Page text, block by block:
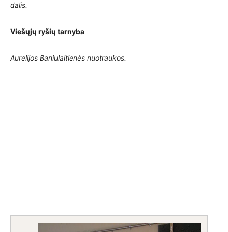
dalis.
Viešųjų ryšių tarnyba
Aurelijos Baniulaitienės nuotraukos.